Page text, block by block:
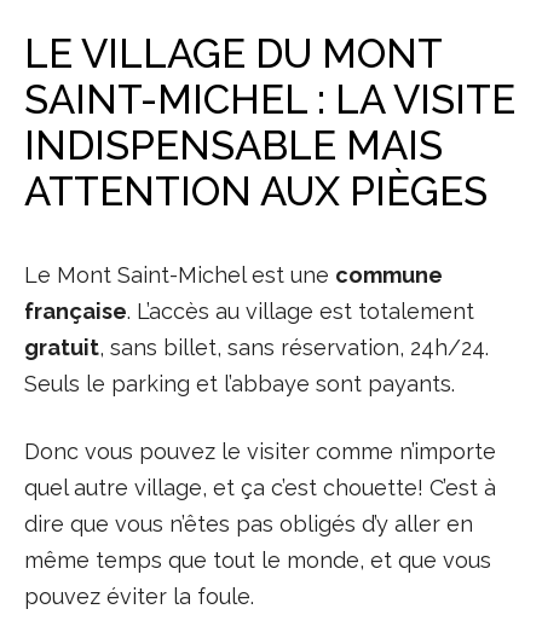
LE VILLAGE DU MONT
SAINT-MICHEL : LA VISITE
INDISPENSABLE MAIS
ATTENTION AUX PIÈGES
Le Mont Saint-Michel est une commune
française. L’accès au village est totalement
gratuit, sans billet, sans réservation, 24h/24.
Seuls le parking et l’abbaye sont payants.
Donc vous pouvez le visiter comme n’importe
quel autre village, et ça c’est chouette! C’est à
dire que vous n’êtes pas obligés d’y aller en
même temps que tout le monde, et que vous
pouvez éviter la foule.